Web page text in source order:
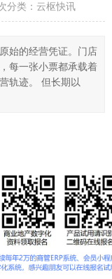
分类：云枢快讯
始的经营凭证。门店
每一张小票都承载着
轨迹。 但长期以